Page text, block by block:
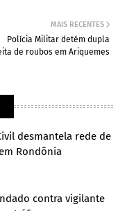
MAIS RECENTES
Polícia Militar detém dupla
de roubos em Ariquemes
desmantela rede de
Rondônia
contra vigilante